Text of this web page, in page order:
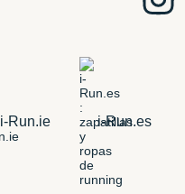
i-Run.ie i-Run.es